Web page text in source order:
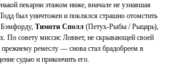
пекарни этажом ниже, вначале не узнавшая
был уничтожен и поклялся страшно отомстить
Бэмфорду, Тимоти Сполл (Петух-Рыбы / Рыцарь),
По совету миссис Ловвет, не скрывающей своей
прежнему ремеслу — снова стал брадобреем в
судью и прикончить его.